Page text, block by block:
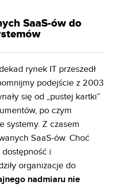
SaaS-ów do
rynek IT przeszedł
podejście z 2003
się od „pustej kartki”
po czym
systemy. Z czasem
SaaS-ów. Choć
dostępność i
organizacje do
nadmiaru nie